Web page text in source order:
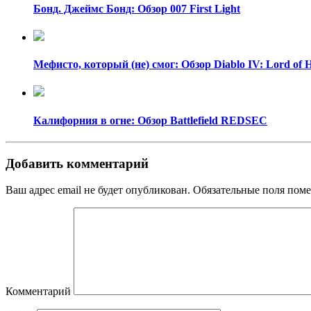
Бонд. Джеймс Бонд: Обзор 007 First Light
Мефисто, который (не) смог: Обзор Diablo IV: Lord of
Калифорния в огне: Обзор Battlefield REDSEC
Добавить комментарий
Ваш адрес email не будет опубликован. Обязательные поля
Комментарий